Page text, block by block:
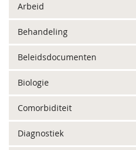
Arbeid
Behandeling
Beleidsdocumenten
Biologie
Comorbiditeit
Diagnostiek